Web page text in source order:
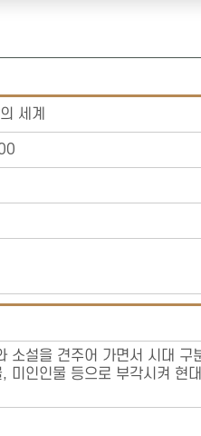
세계
소설을 견주어 가면서 시대 구
인인물 등으로 부각시켜 현